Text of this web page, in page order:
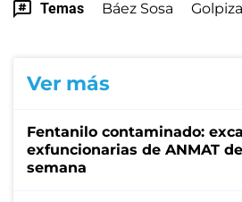
Temas Báez Sosa Golpiza
Ver más
Fentanilo contaminado:
exfuncionarias de ANMAT
semana